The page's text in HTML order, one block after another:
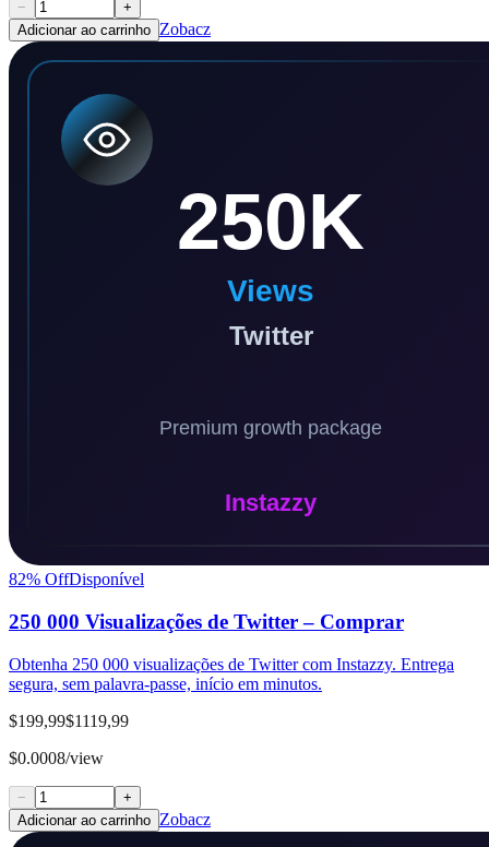
−
+
Adicionar ao carrinho Zobacz
82% OffDisponível
250 000 Visualizações de Twitter – Comprar
Obtenha 250 000 visualizações de Twitter com Instazzy. Entrega
segura, sem palavra-passe, início em minutos.
$199,99$1119,99
$0.0008/view
−
+
Adicionar ao carrinho Zobacz